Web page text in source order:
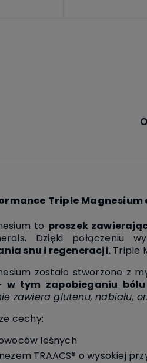
Triple
to proszek
Dzięki połączeniu
snu i regeneracji. Triple
zostało stworzone z
w tym zapobieganiu
zawiera glutenu, nabiału,
cechy:
leśnych
TRAACS® o wysokiej